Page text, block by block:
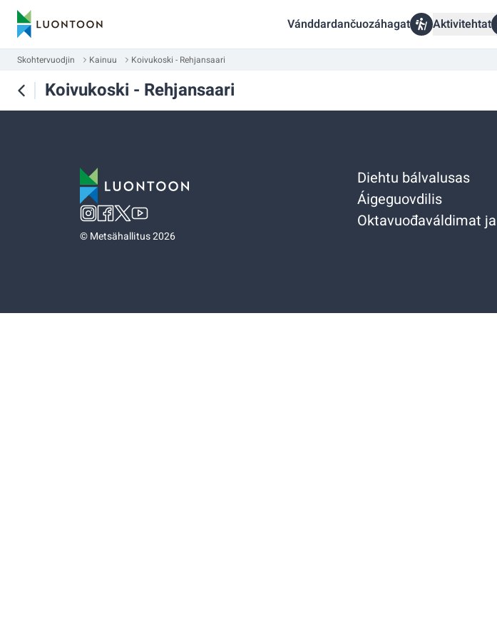
Vánddardančuozáhagat Aktivitehtat
Skohtervuodjin Kainuu Koivukoski - Rehjansaari
Koivukoski - Rehjansaari
©Metsähallitus 2026
Diehtu bálvalusas
Áigeguovdilis
Oktavuođaváldimat